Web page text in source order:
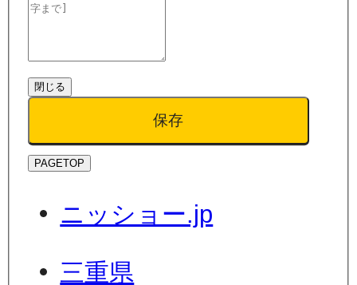
閉じる
保存
PAGETOP
ニッショー.jp
三重県